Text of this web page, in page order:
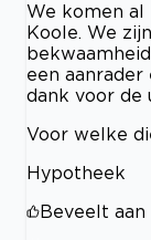
We komen al
Koole. We
een
dank voor de
Voor welke
Hypotheek
Beveelt aan